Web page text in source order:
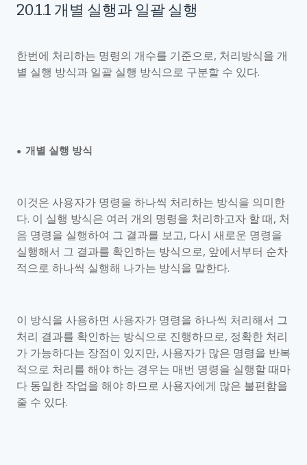
20.1.1 개별 실행과 일괄 실행
한번에 처리하는 명령의 개수를 기준으로, 처리방식을 개
별 실행 방식과 일괄 실행 방식으로 구분할 수 있다.
● 개별 실행 방식
이것은 사용자가 명령을 하나씩 처리하는 방식을 의미한
다. 이 실행 방식은 여러 개의 명령을 처리하고자 할 때, 처
음 명령을 실행하여 그 결과를 보고, 다시 새로운 명령을
실행해서 그 결과를 확인하는 방식으로, 앞에서부터 순차
적으로 하나씩 실행해 나가는 방식을 말한다.
이 방식을 사용하면 사용자가 명령을 하나씩 처리해서 그
처리 결과를 확인하는 방식으로 진행하므로, 정확한 처리
가 가능하다는 장점이 있지만, 사용자가 많은 명령을 반복
적으로 처리를 해야 하는 경우는 매번 명령을 실행할 때마
다 동일한 작업을 해야 하므로 사용자에게 많은 불편함을
줄 수 있다.